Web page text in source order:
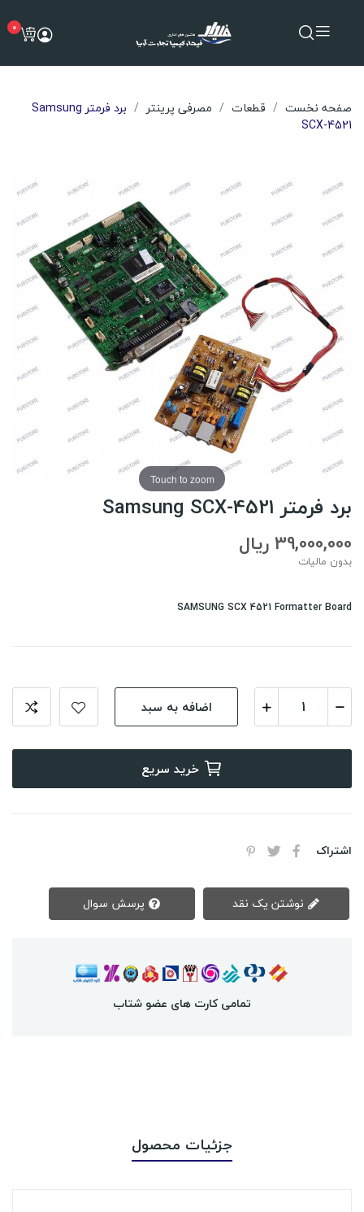
0
صفحه نخست قطعات مصرفی پرینتر
برد فرمتر Samsung
SCX-4521
Touch to zoom
برد فرمتر Samsung SCX-4521
39,000,000 ریال
بدون مالیات
SAMSUNG SCX 4521 Formatter Board
اضافه به سبد
خرید سریع
اشتراک
تمامی کارت های عضو شتاب
جزئیات محصول